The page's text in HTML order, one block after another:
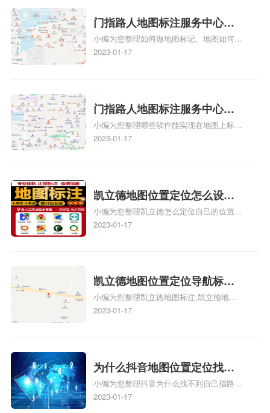
情可查看下方正文！
门指路人地图标注服务中心如
何做花小猪打车地图位置标
记？门指路人地图标注服务中
小编为您整理如何做地图标记、地图如何做
标记、so搜街景中如何做标记、360e启花贷
关地图标注知识，详情可查看下方正文！
2023-01-17
门指路人地图标注服务中心地
图位置地址标记？门指路人地
图标注服务中心苹果地图位置
小编为您整理哪些软件能实现在地图上标记
门指路人地图标注服务中心位置、门指路人
门指路人地图标注服务中心地址标注上地图
怎么弄相关地图标注知识，详情可查看下方
正文！
2023-01-17
凯立德地图位置定位怎么设置
自己的指路人地图标注服务中
心名？凯立德地图位置定位怎
小编为您整理凯立德怎么定位自己的位置
啊、手机凯立德地图定位怎么设置往上走、
地图标注服务中心铺招牌相关地图标注知
识，详情可查看下方正文！
2023-01-17
凯立德地图位置定位导航标
注？凯立德地图位置定位,导航,
标注？
小编为您整理凯立德地图标注,凯立德地图
标注怎么做啊、凯立德地图标注,凯立德地
相关地图标注知识，详情可查看下方正文！
2023-01-17
为什么抖音地图位置定位找不
到了？抖音为什么找不到当前
定位了？
小编为您整理抖音为什么找不到自己指路人
地图标注服务中心铺的位置、地图位置更新
2023-01-17